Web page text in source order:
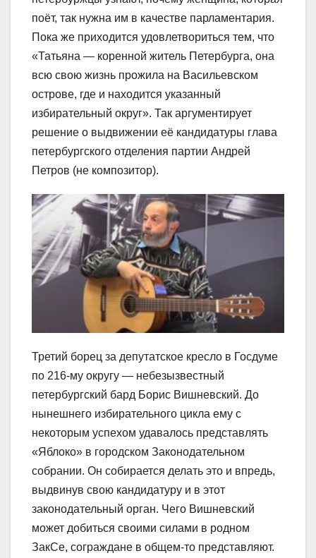
поёт, так нужна им в качестве парламентария.
Пока же приходится удовлетвориться тем, что
«Татьяна — коренной житель Петербурга, она
всю свою жизнь прожила на Васильевском
острове, где и находится указанный
избирательный округ». Так аргументирует
решение о выдвижении её кандидатуры глава
петербургского отделения партии Андрей
Петров (не композитор).
Третий борец за депутатское кресло в Госдуме
по 216-му округу ― небезызвестный
петербургский бард Борис Вишневский. До
нынешнего избирательного цикла ему с
некоторым успехом удавалось представлять
«Яблоко» в городском Законодательном
собрании. Он собирается делать это и впредь,
выдвинув свою кандидатуру и в этот
законодательный орган. Чего Вишневский
может добиться своими силами в родном
ЗакСе, сограждане в общем-то представляют.